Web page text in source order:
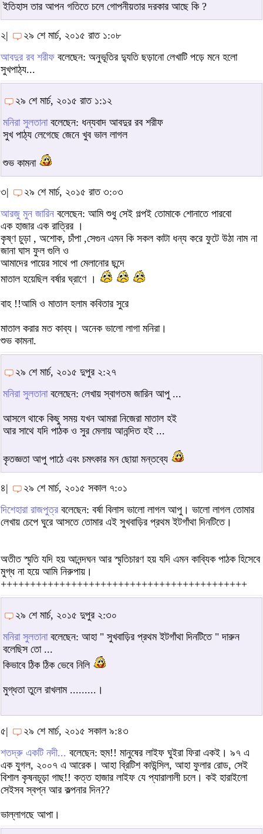
ইতিহাস তার আপন গতিতে চলে গোপনীয়তার দরকার আছে কি ?
২|
২৯ শে মার্চ, ২০১৫ রাত ১:০৮
আবদুর রব শরীফ বলেছেন: অনুভূতির দ্যুতি ছড়ানো লেখাটি পড়ে মনে হলো
সুখপাঠ্য...
২৯ শে মার্চ, ২০১৫ রাত ১:১২
মনিরা সুলতানাবলেছেন: ধন্যবাদ আবদুর রব শরীফ
সুখ পাঠ্য লেগেছে জেনে খুব ভাল লাগল
শুভ কামনা
৩|
২৯ শে মার্চ, ২০১৫ রাত ৩:০৩
আরজু মুন জারিন বলেছেন: আমি শুধু সেই গল্পই তোমাকে শোনাতে পারবো
এক হাজার এক রাত্রির ।
কৃষ্ণ চুড়া , অশোক, চাঁপা ,সেগুন এমন কি সকল কাটা ধন্য করে ফুটে উঠা নাম না
জানা ঘাস ফুল গুলি ও
আমাদের পায়ের সাথে পা মেলানোর ছন্দে
মাতাল হয়েছিল বর্ষার ঘ্রাণে ।
বাহ !!আমি ও মাতাল হলাম কবিতার সুরে
মাতাল করার মত কাব্য। অনেক ভালো লাগা মনিরা।
শুভ কামনা.
২৯ শে মার্চ, ২০১৫ দুপুর ২:২৭
মনিরা সুলতানাবলেছেন: লেখায় স্বাগতম জারিন আপু ...
আসলে থাকে কিছু সময় যখন আমরা নিজেরা মাতাল হই
আর সাথে যদি পাঠক ও সুর মেলায় আনন্দিত হই ...
কৃতজ্ঞতা আপু পাঠে এবং চমৎকার মন ছোয়া মন্তব্যে
৪|
২৯ শে মার্চ, ২০১৫ সকাল ৭:০১
দিশেহারা রাজপুত্র বলেছেন: বর্ষা বিলাস ভালো লাগল আপু। ভালো লাগল তোমার
লেখায় চেপে ঘুরে আসতে তোমার এই সুখবাড়ির প্রথম ইটগাঁথা দিনটিতে।
অতীত স্মৃতি যদি হয় আনন্দঘন আর স্মৃতিচারণ হয় যদি এমন কাব্যিক পাঠক হিসেবে
মুগ্ধ না হয়ে আমি নিরুপায়।
++++++++++++++++++++++++++++++++++++++++++
২৯ শে মার্চ, ২০১৫ দুপুর ২:৩০
মনিরা সুলতানাবলেছেন: আহা " সুখবাড়ির প্রথম ইটগাঁথা দিনটিতে " দারুন
বলেছিস তো ...
কিভাবে ঠিক ঠিক ভেবে নিলি
মুগ্ধতা তুলে রাখলাম .........।
৫|
২৯ শে মার্চ, ২০১৫ সকাল ৯:৪৩
শতদ্রু একটি নদী... বলেছেন: হুম!! মানুষের লাইফ ঘুইরা ফিরা একই। ৯৭ এ
এক যুগল, ২০০৭ এ আরেক। আহা ব্রিটিশ কাউন্সিল, আহা ফুলার রোড, সেই
বিশাল কৃষনচূড়া গাছ!! কত্ত হাজার লাইফ যে প্যারালালী চলে। কই হারাইলো
সেইসব স্বপ্ন আর কল্পনার দিন??
ভাল্লাগছে আপা।